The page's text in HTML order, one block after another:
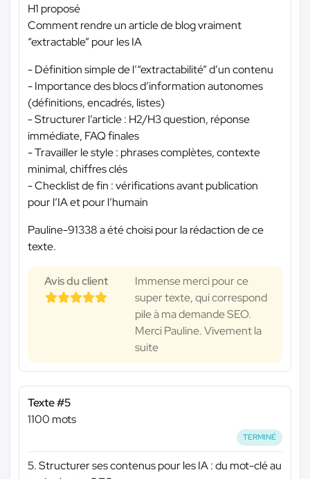
H1 proposé
Comment rendre un article de blog vraiment
“extractable” pour les IA
- Définition simple de l’“extractabilité” d’un contenu
- Importance des blocs d’information autonomes
(définitions, encadrés, listes)
- Structurer l’article : H2/H3 question, réponse
immédiate, FAQ finales
- Travailler le style : phrases complètes, contexte
minimal, chiffres clés
- Checklist de fin : vérifications avant publication
pour l’IA et pour l’humain
Pauline-91338 a été choisi pour la rédaction de ce
texte.
Avis du client
Immense merci pour ce
super texte, qui correspond
pile à ma demande SEO.
Merci Pauline. Vivement la
suite
Texte #5
1100 mots
TERMINÉ
5. Structurer ses contenus pour les IA : du mot-clé au